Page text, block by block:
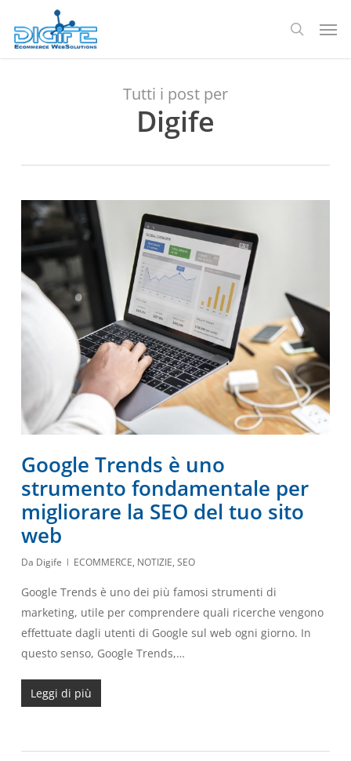
contenuto
ricerca
Tutti i post per
Digife
Google Trends è uno
strumento fondamentale per
migliorare la SEO del tuo sito
web
Da Digife ECOMMERCE, NOTIZIE, SEO
Google Trends è uno dei più famosi strumenti di
marketing, utile per comprendere quali ricerche vengono
effettuate dagli utenti di Google sul web ogni giorno. In
questo senso, Google Trends,…
Leggi di più